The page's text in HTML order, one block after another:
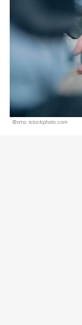
Фото: istockphoto.com